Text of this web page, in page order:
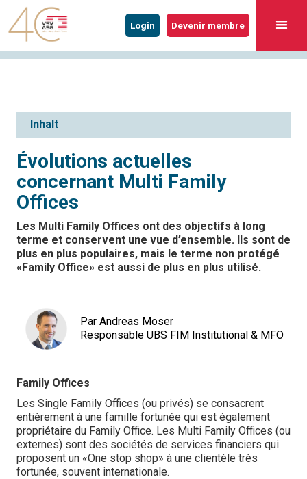
Devenir membre
Login
Inhalt
Évolutions actuelles
concernant Multi Family
Offices
Les Multi Family Offices ont des objectifs à long
terme et conservent une vue d’ensemble. Ils sont de
plus en plus populaires, mais le terme non protégé
«Family Office» est aussi de plus en plus utilisé.
Par Andreas Moser
Responsable UBS FIM Institutional & MFO
Family Offices
Les Single Family Offices (ou privés) se consacrent
entièrement à une famille fortunée qui est également
propriétaire du Family Office. Les Multi Family Offices (ou
externes) sont des sociétés de services financiers qui
proposent un «One stop shop» à une clientèle très
fortunée, souvent internationale.